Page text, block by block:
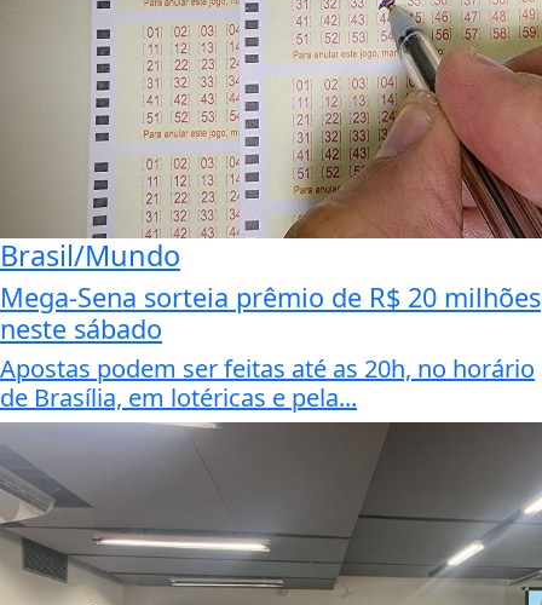
Brasil/Mundo
Mega-Sena sorteia prêmio de R$ 20 milhões
neste sábado
Apostas podem ser feitas até as 20h, no horário
de Brasília, em lotéricas e pela...